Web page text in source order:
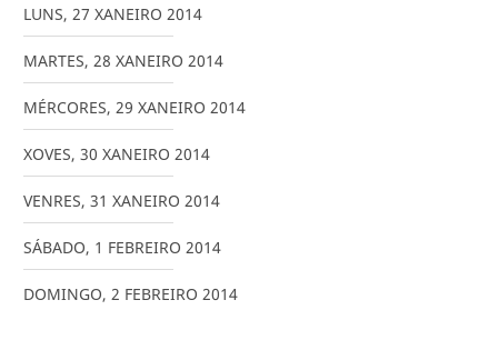
LUNS, 27 XANEIRO 2014
MARTES, 28 XANEIRO 2014
MÉRCORES, 29 XANEIRO 2014
XOVES, 30 XANEIRO 2014
VENRES, 31 XANEIRO 2014
SÁBADO, 1 FEBREIRO 2014
DOMINGO, 2 FEBREIRO 2014